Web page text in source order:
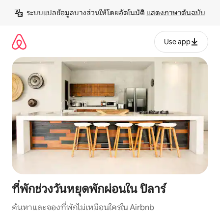
เนื้อหา
ระบบแปลข้อมูลบางส่วนให้โดยอัตโนมัติ แสดงภาษาต้นฉบับ
Use app
ที่พักช่วงวันหยุดพักผ่อนใน ปิลาร์
ค้นหาและจองที่พักไม่เหมือนใครใน Airbnb